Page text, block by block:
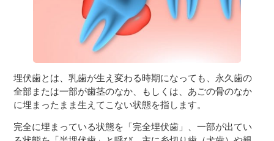
埋伏歯とは、乳歯が生え変わる時期になっても、永久歯の
全部または一部が歯茎のなか、もしくは、あごの骨のなか
に埋まったまま生えてこない状態を指します。
完全に埋まっている状態を「完全埋伏歯」、一部が出てい